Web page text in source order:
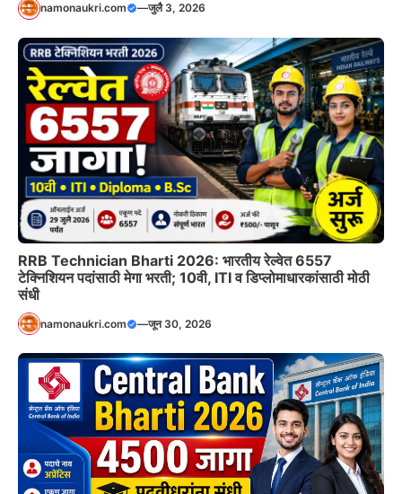
namonaukri.com —जुलै 3, 2026
RRB Technician Bharti 2026: भारतीय रेल्वेत 6557
टेक्निशियन पदांसाठी मेगा भरती; 10वी, ITI व डिप्लोमाधारकांसाठी मोठी
संधी
namonaukri.com —जून 30, 2026